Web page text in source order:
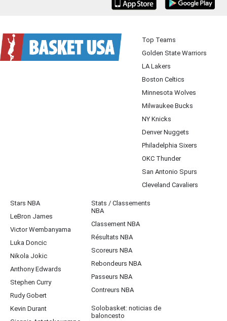
Top Teams
Golden State Warriors
LA Lakers
Boston Celtics
Minnesota Wolves
Milwaukee Bucks
NY Knicks
Denver Nuggets
Philadelphia Sixers
OKC Thunder
San Antonio Spurs
Cleveland Cavaliers
Stars NBA
LeBron James
Victor Wembanyama
Luka Doncic
Nikola Jokic
Anthony Edwards
Stephen Curry
Rudy Gobert
Kevin Durant
Stats / Classements
NBA
Classement NBA
Résultats NBA
Scoreurs NBA
Rebondeurs NBA
Passeurs NBA
Contreurs NBA
Solobasket: noticias de
baloncesto